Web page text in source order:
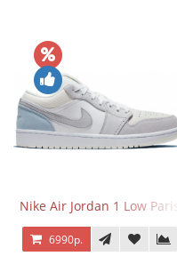
Nike Air Jordan 1 Low Paris
6990р.